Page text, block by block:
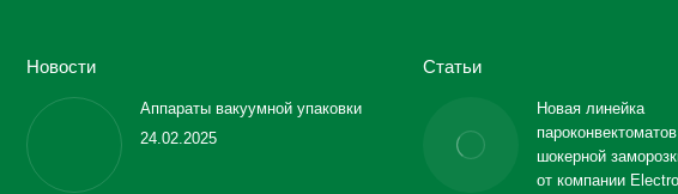
Новости
Аппараты вакуумной упаковки
24.02.2025
Статьи
Новая линейка
шокерной
от компании